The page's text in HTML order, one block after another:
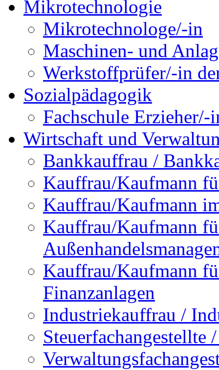
Mikrotechnologie
Mikrotechnologe/-in
Maschinen- und
Werkstoffprüfer/-in
Sozialpädagogik
Fachschule
Wirtschaft und
Bankkauffrau /
Kauffrau/Kaufmann
Kauffrau/Kaufmann
Kauffrau/Kaufmann
Kauffrau/Kaufmann
Finanzanlagen
Industriekauffrau /
Steuerfachangestellte